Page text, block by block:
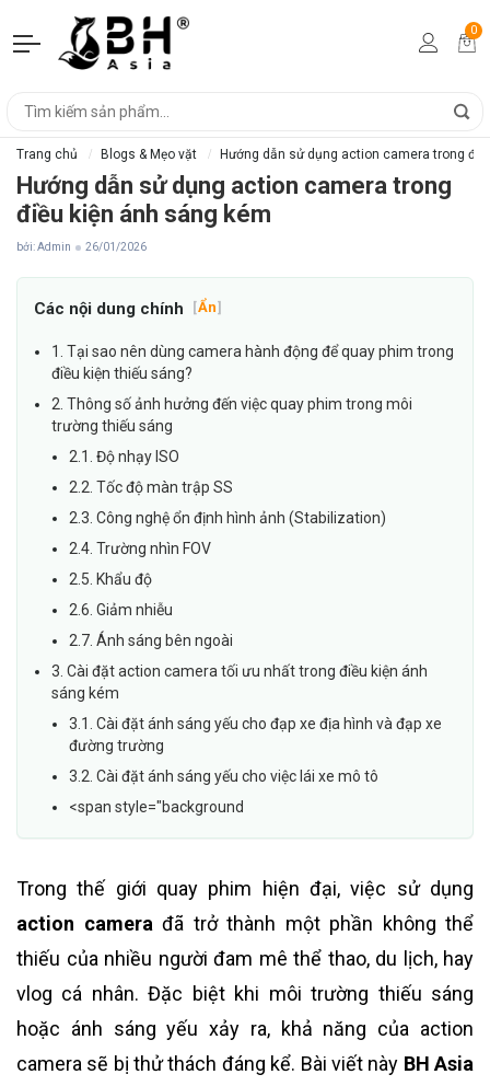
0
Trang chủ Blogs & Mẹo vặt Hướng dẫn sử dụng action camera trong
Hướng dẫn sử dụng action camera trong
điều kiện ánh sáng kém
bởi: Admin 26/01/2026
Các nội dung chính [Ẩn]
1. Tại sao nên dùng camera hành động để quay phim trong
điều kiện thiếu sáng?
2. Thông số ảnh hưởng đến việc quay phim trong môi
trường thiếu sáng
2.1. Độ nhạy ISO
2.2. Tốc độ màn trập SS
2.3. Công nghệ ổn định hình ảnh (Stabilization)
2.4. Trường nhìn FOV
2.5. Khẩu độ
2.6. Giảm nhiễu
2.7. Ánh sáng bên ngoài
3. Cài đặt action camera tối ưu nhất trong điều kiện ánh
sáng kém
3.1. Cài đặt ánh sáng yếu cho đạp xe địa hình và đạp xe
đường trường
3.2. Cài đặt ánh sáng yếu cho việc lái xe mô tô
<span style="background
Trong thế giới quay phim hiện đại, việc sử dụng
action camerađã trở thành một phần không thể
thiếu của nhiều người đam mê thể thao, du lịch, hay
vlog cá nhân. Đặc biệt khi môi trường thiếu sáng
hoặc ánh sáng yếu xảy ra, khả năng của action
camera sẽ bị thử thách đáng kể. Bài viết này BH Asia